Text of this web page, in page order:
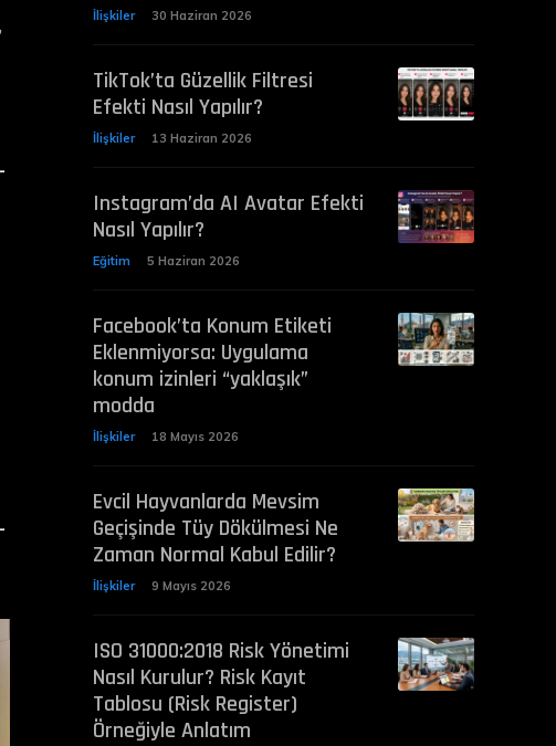
İlişkiler 30 Haziran 2026
TikTok’ta Güzellik Filtresi
Efekti Nasıl Yapılır?
İlişkiler 13 Haziran 2026
Instagram’da AI Avatar Efekti
Nasıl Yapılır?
Eğitim 5 Haziran 2026
Facebook’ta Konum Etiketi
Eklenmiyorsa: Uygulama
konum izinleri “yaklaşık”
modda
İlişkiler 18 Mayıs 2026
Evcil Hayvanlarda Mevsim
Geçişinde Tüy Dökülmesi Ne
Zaman Normal Kabul Edilir?
İlişkiler 9 Mayıs 2026
ISO 31000:2018 Risk Yönetimi
Nasıl Kurulur? Risk Kayıt
Tablosu (Risk Register)
Örneğiyle Anlatım